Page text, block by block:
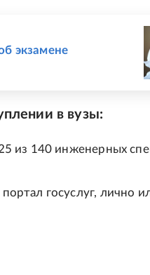
экзамене
в вузы:
из 140 инженерных
госуслуг, лично